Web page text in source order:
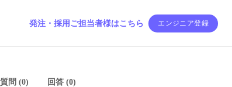
発注・採用ご担当者様はこちら エンジニア登録
質問 (0) 回答 (0)